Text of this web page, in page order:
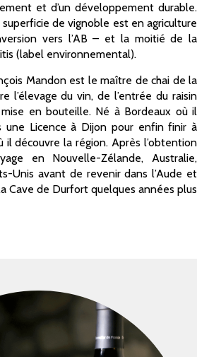
et d’un développement durable.
superficie de vignoble est en agriculture
vers l’AB – et la moitié de la
(label environnemental).
Mandon est le maître de chai de la
l’élevage du vin, de l’entrée du raisin
mise en bouteille. Né à Bordeaux où il
une Licence à Dijon pour enfin finir à
découvre la région. Après l’obtention
en Nouvelle-Zélande, Australie,
Unis avant de revenir dans l’Aude et
Cave de Durfort quelques années plus